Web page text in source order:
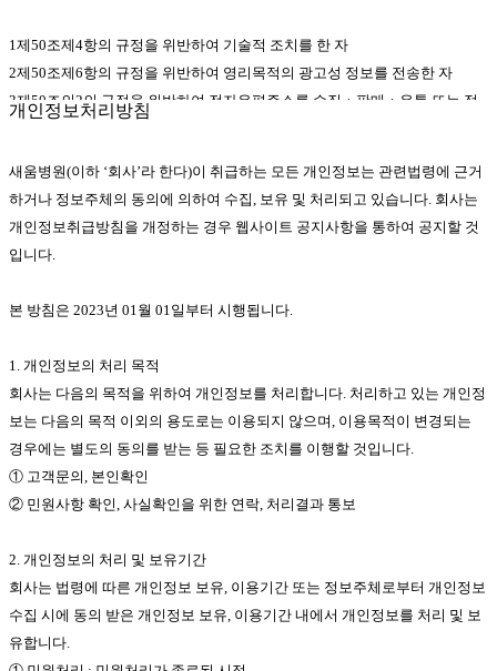
제 5 조 (서비스의 구분)
① 회사가 회원에게 제공하는 서비스는 기본서비스와 부가서비스 등으로 구
분합니다.
② 서비스의 구체적인 종류와 내용은 회사가 이 약관 또는 공지, 이용 안내 등
에서 별도로 정하는 바에 따릅니다.
제 6 조 (이용계약의 성립)
승낙으로 성립합니다.
제 7 조 (이용 신청)
① 서비스를 이용하고자 하는 자는 회사 웹사이트 및 주문앱의 "회원가입" 메
뉴에서 회원 약관에 동의하면 회사 소정의 가입신청 양식에 요구하는 사항을
기재하고 '가입' 버튼을 누르면 됩니다.
② 회원 가입을 하면 이 약관에 동의하는 것으로 간주됩니다.
③ 온라인 가입 신청 양식에 기재하는 모든 회원 정보는 실제와 일치하는 데
이터인 것으로 간주됩니다. 실명이나 실제와 일치하는 정보를 입력하지 않은
자는 법적인 보호를 받을 수 없으며 서비스의 이용을 제한 받을 수 있습니다.
제 8 조 (이용 신청의 승낙)
1제50조제4항의 규정을 위반하여 기술적 조치를 한 자
2제50조제6항의 규정을 위반하여 영리목적의 광고성 정보를 전송한 자
3제50조의2의 규정을 위반하여 전자우편주소를 수집ㆍ판매ㆍ유통 또는 정
본 웹사이트에 게시된 이메일 주소가 전자우편 수집 프로그램이나 그 밖의
기술적 장치를 이용하여 무단으로 수집되는 것을 거부하며, 이를 위반시 정
보통신망법에 의해 형사처벌됨을 유념하시기 바랍니다.
정보통신망이용촉진 및 정보보호등에 관한 법률 [일부개정 2002년 12월 18
제50조의2 (전자우편주소의 무단 수집행위 등 금지)
1누구든지 전자우편주소의 수집을 거부하는 의사가 명시된 인터넷 홈페이지
에서 자동으로 전자우편주소를 수집하는 프로그램 그 밖의 기술적 장치를 이
용하여 전자우편주소를 수집하여서는 아니된다.
2누구든지 제1항의 규정을 위반하여 수집된 전자우편주소를 판매·유통하여
서는 아니된다.
3누구든지 제1항 및 제2항의 규정에 의하여 수집·판매 및 유통이 금지된 전자
제65조의2 (벌칙) 다음 각호의 1에 해당하는 자는 1천만원 이하의 벌금에 처
한다.
개인정보처리방침
새움병원(이하 ‘회사’라 한다)이 취급하는 모든 개인정보는 관련법령에 근거
하거나 정보주체의 동의에 의하여 수집, 보유 및 처리되고 있습니다. 회사는
개인정보취급방침을 개정하는 경우 웹사이트 공지사항을 통하여 공지할 것
입니다.
본 방침은 2023년 01월 01일부터 시행됩니다.
1. 개인정보의 처리 목적
회사는 다음의 목적을 위하여 개인정보를 처리합니다. 처리하고 있는 개인정
보는 다음의 목적 이외의 용도로는 이용되지 않으며, 이용목적이 변경되는
경우에는 별도의 동의를 받는 등 필요한 조치를 이행할 것입니다.
① 고객문의, 본인확인
② 민원사항 확인, 사실확인을 위한 연락, 처리결과 통보
2. 개인정보의 처리 및 보유기간
회사는 법령에 따른 개인정보 보유, 이용기간 또는 정보주체로부터 개인정보
수집 시에 동의 받은 개인정보 보유, 이용기간 내에서 개인정보를 처리 및 보
유합니다.